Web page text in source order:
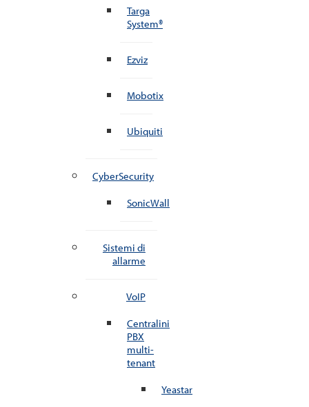
Targa
System®
Ezviz
Mobotix
Ubiquiti
CyberSecurity
SonicWall
Sistemi di
allarme
VoIP
Centralini
PBX
multi-
tenant
Yeastar